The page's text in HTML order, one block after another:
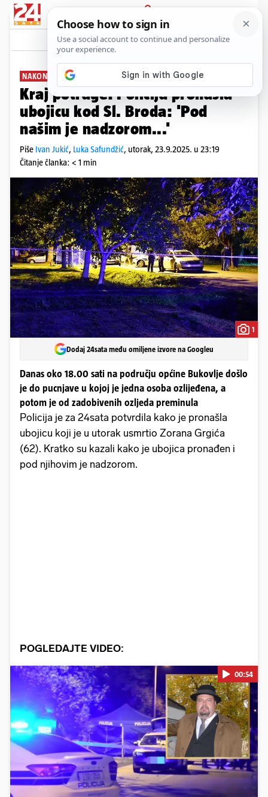
PRIJAVA
News Komentari
NAKON NEKOLIKO SATI
Kraj potrage! Policija pronašla
ubojicu kod Sl. Broda: 'Pod
našim je nadzorom...'
Piše Ivan Jukić, Luka Safundžić, utorak, 23.9.2025. u 23:19
Čitanje članka: < 1 min
1
Dodaj 24sata među omiljene izvore na Googleu
Danas oko 18.00 sati na području općine Bukovlje došlo
je do pucnjave u kojoj je jedna osoba ozlijeđena, a
potom je od zadobivenih ozljeda preminula
Policija je za 24sata potvrdila kako je pronašla
ubojicu koji je u utorak usmrtio Zorana Grgića
(62). Kratko su kazali kako je ubojica pronađen i
pod njihovim je nadzorom.
POGLEDAJTE VIDEO:
Pokretanje videa...
00:54